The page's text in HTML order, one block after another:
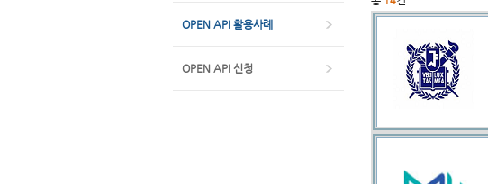
OPEN API 활용사례
OPEN API 신청